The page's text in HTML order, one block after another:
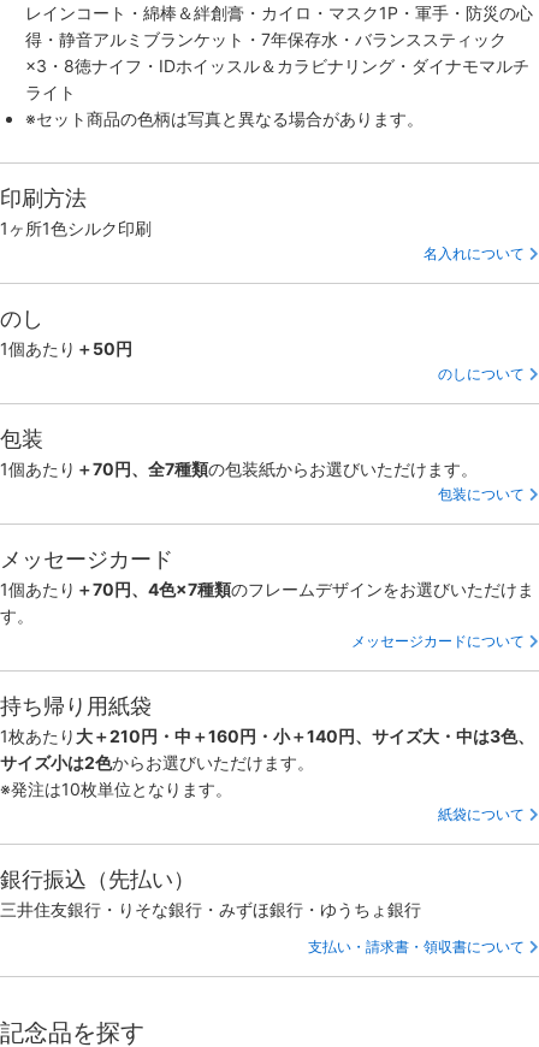
レインコート・綿棒＆絆創膏・カイロ・マスク1P・軍手・防災の心
得・静音アルミブランケット・7年保存水・バランススティック
×3・8徳ナイフ・IDホイッスル＆カラビナリング・ダイナモマルチ
ライト
※セット商品の色柄は写真と異なる場合があります。
印刷方法
1ヶ所1色シルク印刷
名入れについて
のし
1個あたり ＋50円
のしについて
包装
1個あたり ＋70円、全7種類の包装紙からお選びいただけます。
包装について
メッセージカード
1個あたり ＋70円、4色×7種類のフレームデザインをお選びいただけま
す。
メッセージカードについて
持ち帰り用紙袋
1枚あたり 大＋210円・中＋160円・小＋140円、サイズ大・中は3色、
サイズ小は2色からお選びいただけます。
※発注は10枚単位となります。
紙袋について
銀行振込（先払い）
三井住友銀行・りそな銀行・みずほ銀行・ゆうちょ銀行
支払い・請求書・領収書について
記念品を探す